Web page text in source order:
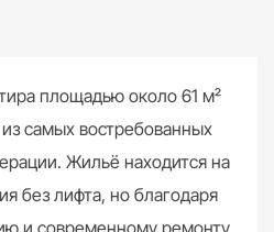
площадью около 61 м²
самых востребованных
Жильё находится на
без лифта, но благодаря